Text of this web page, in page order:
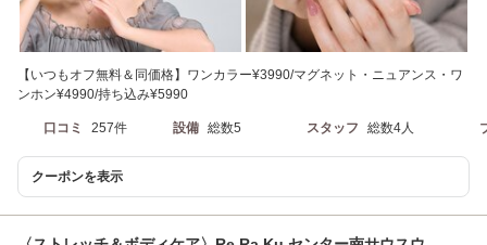
【いつもオフ無料＆同価格】ワンカラー¥3990/マグネット・ニュアンス・ワ
ンホン¥4990/持ち込み¥5990
口コミ 257件 設備 総数5 スタッフ 総数4人
クーポンを表示